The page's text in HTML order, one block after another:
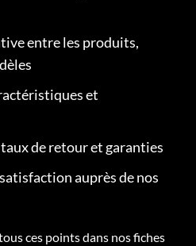
entre les produits,
et
de retour et garanties
auprès de nos
ces points dans nos fiches